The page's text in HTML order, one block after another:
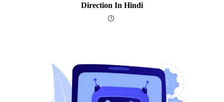
Direction In Hindi